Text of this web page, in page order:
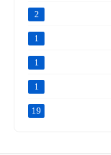
2
1
1
1
19